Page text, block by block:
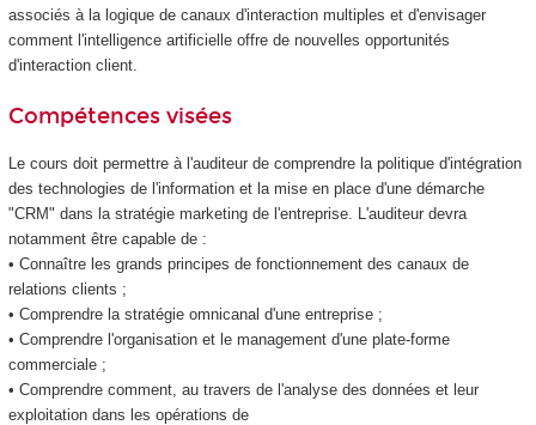
associés à la logique de canaux d'interaction multiples et d'envisager
comment l'intelligence artificielle offre de nouvelles opportunités
d'interaction client.
Compétences visées
Le cours doit permettre à l'auditeur de comprendre la politique d'intégration
des technologies de l'information et la mise en place d'une démarche
"CRM" dans la stratégie marketing de l'entreprise. L'auditeur devra
notamment être capable de :
• Connaître les grands principes de fonctionnement des canaux de
relations clients ;
• Comprendre la stratégie omnicanal d'une entreprise ;
• Comprendre l'organisation et le management d'une plate-forme
commerciale ;
• Comprendre comment, au travers de l'analyse des données et leur
exploitation dans les opérations de